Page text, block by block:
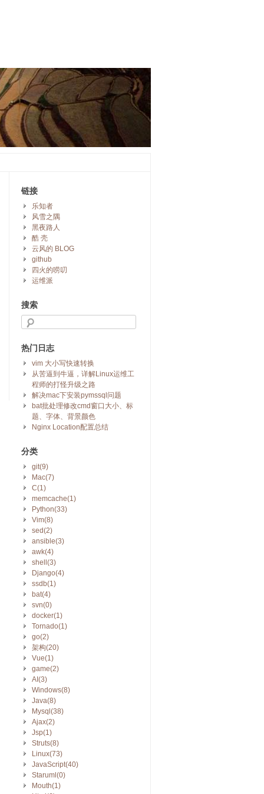
链接
乐知者
风雪之隅
黑夜路人
酷 壳
云风的 BLOG
github
四火的唠叨
运维派
搜索
热门日志
vim 大小写快速转换
从苦逼到牛逼，详解Linux运维工
程师的打怪升级之路
解决mac下安装pymssql问题
bat批处理修改cmd窗口大小、标
题、字体、背景颜色
Nginx Location配置总结
分类
git(9)
Mac(7)
C(1)
memcache(1)
Python(33)
Vim(8)
sed(2)
ansible(3)
awk(4)
shell(3)
Django(4)
ssdb(1)
bat(4)
svn(0)
docker(1)
Tornado(1)
go(2)
架构(20)
Vue(1)
game(2)
AI(3)
Windows(8)
Java(8)
Mysql(38)
Ajax(2)
Jsp(1)
Struts(8)
Linux(73)
JavaScript(40)
Staruml(0)
Mouth(1)